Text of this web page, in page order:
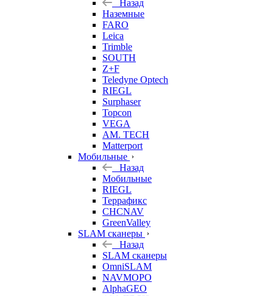
Назад
Наземные
FARO
Leica
Trimble
SOUTH
Z+F
Teledyne Optech
RIEGL
Surphaser
Topcon
VEGA
AM. TECH
Matterport
Мобильные
Назад
Мобильные
RIEGL
Террафикс
CHCNAV
GreenValley
SLAM сканеры
Назад
SLAM сканеры
OmniSLAM
NAVMOPO
AlphaGEO